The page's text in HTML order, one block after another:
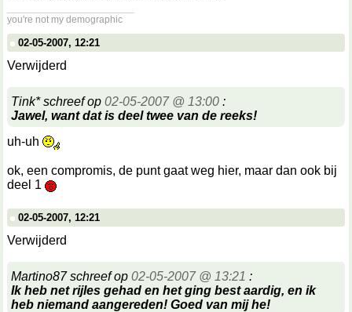
you're not my demographic
02-05-2007, 12:21
Verwijderd
Tink* schreef op 02-05-2007 @ 13:00 :
Jawel, want dat is deel twee van de reeks!
uh-uh
ok, een compromis, de punt gaat weg hier, maar dan ook bij
deel 1
02-05-2007, 12:21
Verwijderd
Martino87 schreef op 02-05-2007 @ 13:21 :
Ik heb net rijles gehad en het ging best aardig, en ik
heb niemand aangereden! Goed van mij he!